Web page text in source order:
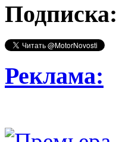
Подписка:
Реклама: